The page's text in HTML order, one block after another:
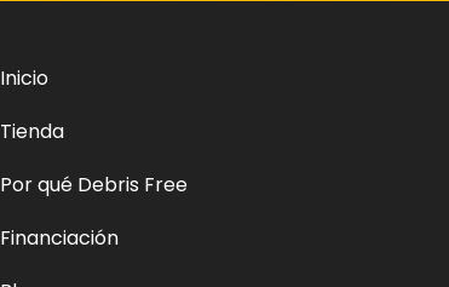
Inicio
Tienda
Por qué Debris Free
Financiación